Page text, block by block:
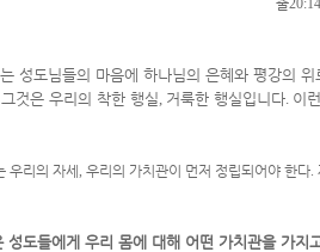
출
성도님들의 마음에 하나님의 은혜와 평강의
그것은 우리의 착한 행실, 거룩한 행실입니다. 이
우리의 자세 , 우리의 가치관이 먼저 정립되어야 한다.
성도들에게 우리 몸에 대해 어떤 가치관을 가지